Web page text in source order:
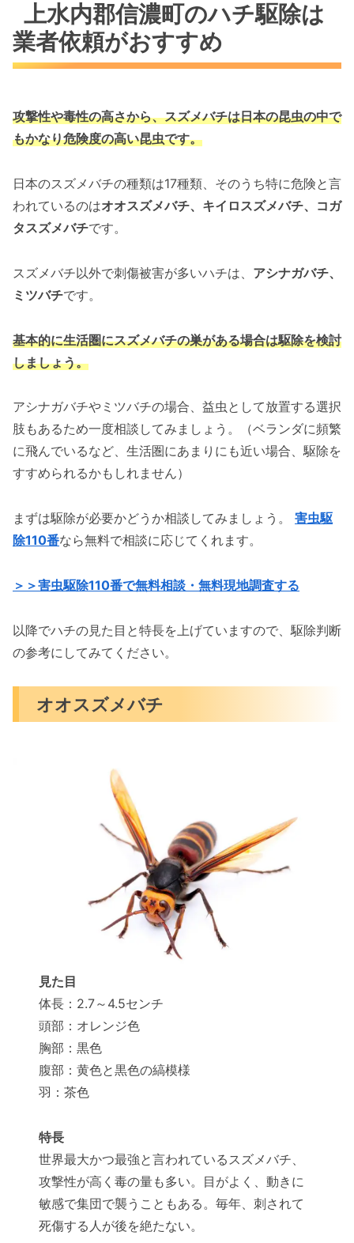
上水内郡信濃町のハチ駆除は
業者依頼がおすすめ
攻撃性や毒性の高さから、スズメバチは日本の昆虫の中で
もかなり危険度の高い昆虫です。
日本のスズメバチの種類は17種類、そのうち特に危険と言
われているのはオオスズメバチ、キイロスズメバチ、コガ
タスズメバチです。
スズメバチ以外で刺傷被害が多いハチは、 アシナガバチ、
ミツバチです。
基本的に生活圏にスズメバチの巣がある場合は駆除を検討
しましょう。
アシナガバチやミツバチの場合、益虫として放置する選択
肢もあるため一度相談してみましょう。（ベランダに頻繁
に飛んでいるなど、生活圏にあまりにも近い場合、駆除を
すすめられるかもしれません）
まずは駆除が必要かどうか相談してみましょう。 害虫駆
除110番なら無料で相談に応じてくれます。
＞＞害虫駆除110番で無料相談・無料現地調査する
以降でハチの見た目と特長を上げていますので、駆除判断
の参考にしてみてください。
オオスズメバチ
見た目
体長：2.7～4.5センチ
頭部：オレンジ色
胸部：黒色
腹部：黄色と黒色の縞模様
羽：茶色
特長
世界最大かつ最強と言われているスズメバチ、
攻撃性が高く毒の量も多い。目がよく、動きに
敏感で集団で襲うこともある。毎年、刺されて
死傷する人が後を絶たない。